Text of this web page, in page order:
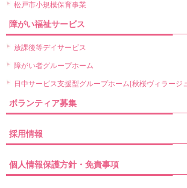
松戸市小規模保育事業
障がい福祉サービス
放課後等デイサービス
障がい者グループホーム
日中サービス支援型グループホーム[秋桜ヴィラージ
ボランティア募集
採用情報
個人情報保護方針・免責事項